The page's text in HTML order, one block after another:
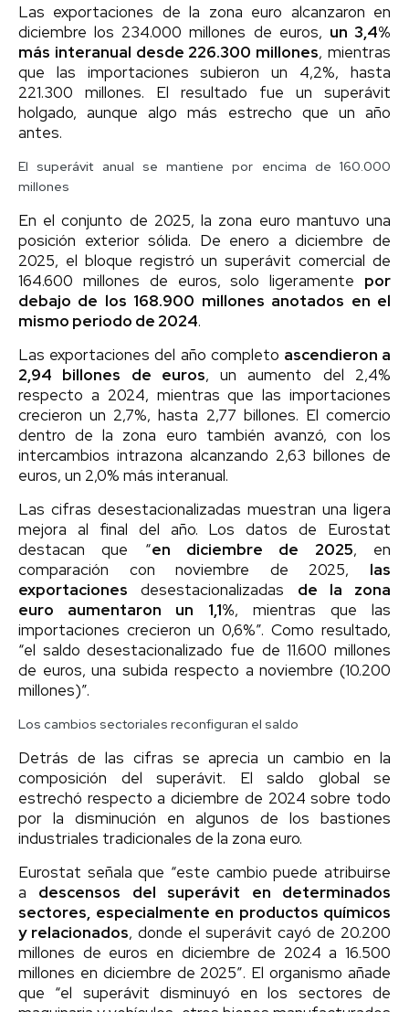
Las exportaciones de la zona euro alcanzaron en
diciembre los 234.000 millones de euros, un 3,4%
más interanual desde 226.300 millones, mientras
que las importaciones subieron un 4,2%, hasta
221.300 millones. El resultado fue un superávit
holgado, aunque algo más estrecho que un año
antes.
El superávit anual se mantiene por encima de 160.000
millones
En el conjunto de 2025, la zona euro mantuvo una
posición exterior sólida. De enero a diciembre de
2025, el bloque registró un superávit comercial de
164.600 millones de euros, solo ligeramente por
debajo de los 168.900 millones anotados en el
mismo periodo de 2024.
Las exportaciones del año completo ascendieron a
2,94 billones de euros, un aumento del 2,4%
respecto a 2024, mientras que las importaciones
crecieron un 2,7%, hasta 2,77 billones. El comercio
dentro de la zona euro también avanzó, con los
intercambios intrazona alcanzando 2,63 billones de
euros, un 2,0% más interanual.
Las cifras desestacionalizadas muestran una ligera
mejora al final del año. Los datos de Eurostat
destacan que “en diciembre de 2025, en
comparación con noviembre de 2025, las
exportaciones desestacionalizadas de la zona
euro aumentaron un 1,1%, mientras que las
importaciones crecieron un 0,6%”. Como resultado,
“el saldo desestacionalizado fue de 11.600 millones
de euros, una subida respecto a noviembre (10.200
millones)”.
Los cambios sectoriales reconfiguran el saldo
Detrás de las cifras se aprecia un cambio en la
composición del superávit. El saldo global se
estrechó respecto a diciembre de 2024 sobre todo
por la disminución en algunos de los bastiones
industriales tradicionales de la zona euro.
Eurostat señala que “este cambio puede atribuirse
a descensos del superávit en determinados
sectores, especialmente en productos químicos
y relacionados, donde el superávit cayó de 20.200
millones de euros en diciembre de 2024 a 16.500
millones en diciembre de 2025″. El organismo añade
que “el superávit disminuyó en los sectores de